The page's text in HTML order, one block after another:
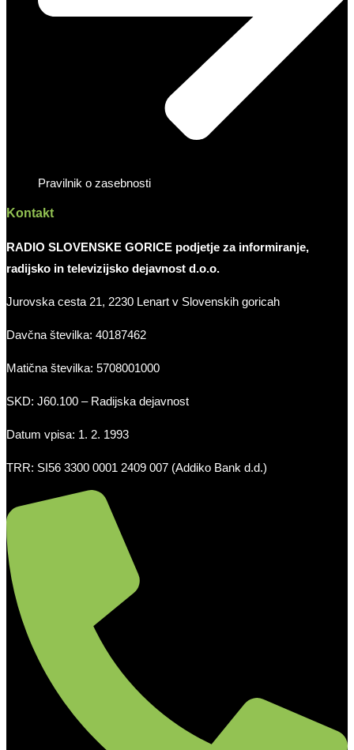
Pravilnik o zasebnosti
Kontakt
RADIO SLOVENSKE GORICE podjetje za informiranje,
radijsko in televizijsko dejavnost d.o.o.
Jurovska cesta 21, 2230 Lenart v Slovenskih goricah
Davčna številka: 40187462
Matična številka: 5708001000
SKD: J60.100 – Radijska dejavnost
Datum vpisa: 1. 2. 1993
TRR: SI56 3300 0001 2409 007 (Addiko Bank d.d.)